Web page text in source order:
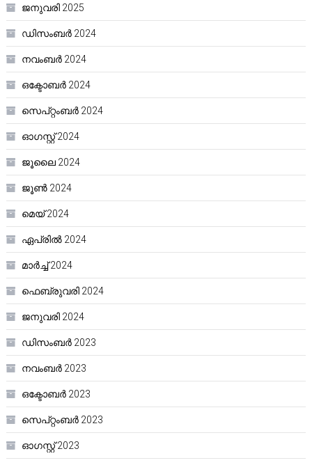
ജനുവരി 2025
ഡിസംബർ 2024
നവംബർ 2024
ഒക്ടോബർ 2024
സെപ്റ്റംബർ 2024
ഓഗസ്റ്റ്‌ 2024
ജൂലൈ 2024
ജൂൺ 2024
മെയ്‌ 2024
ഏപ്രിൽ 2024
മാർച്ച്‌ 2024
ഫെബ്രുവരി 2024
ജനുവരി 2024
ഡിസംബർ 2023
നവംബർ 2023
ഒക്ടോബർ 2023
സെപ്റ്റംബർ 2023
ഓഗസ്റ്റ്‌ 2023